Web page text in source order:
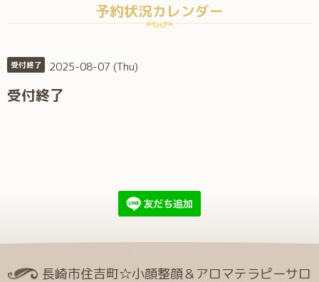
予約状況カレンダー
受付終了 2025-08-07 (Thu)
受付終了
長崎市住吉町☆小顔整顔＆アロマテラピーサロ